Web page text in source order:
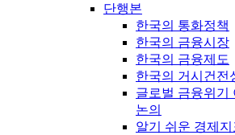
단행본
한국의 통화정책
한국의 금융시장
한국의 금융제도
한국의 거시건전
글로벌 금융위기
논의
알기 쉬운 경제지